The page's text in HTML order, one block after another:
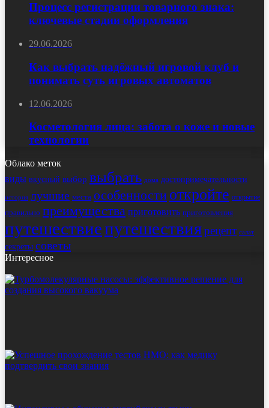
Процесс регистрации товарного знака:
ключевые стадии оформления
29.06.2026
Как выбрать надёжный игровой клуб и
понимать суть игровых автоматов
12.06.2026
Косметология лица: забота о коже и новые
технологии
Облако меток
виды вкусный выбор выбрать дома достопримечательности
история лучшие места особенности откройте открытие
правильно преимущества приготовить приготовления
путешествиепутешествиярецепт салат
секреты советы
Интересное